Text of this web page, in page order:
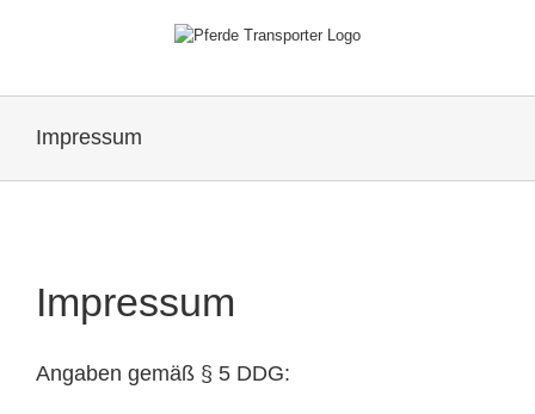
Impressum
Impressum
Angaben gemäß § 5 DDG: